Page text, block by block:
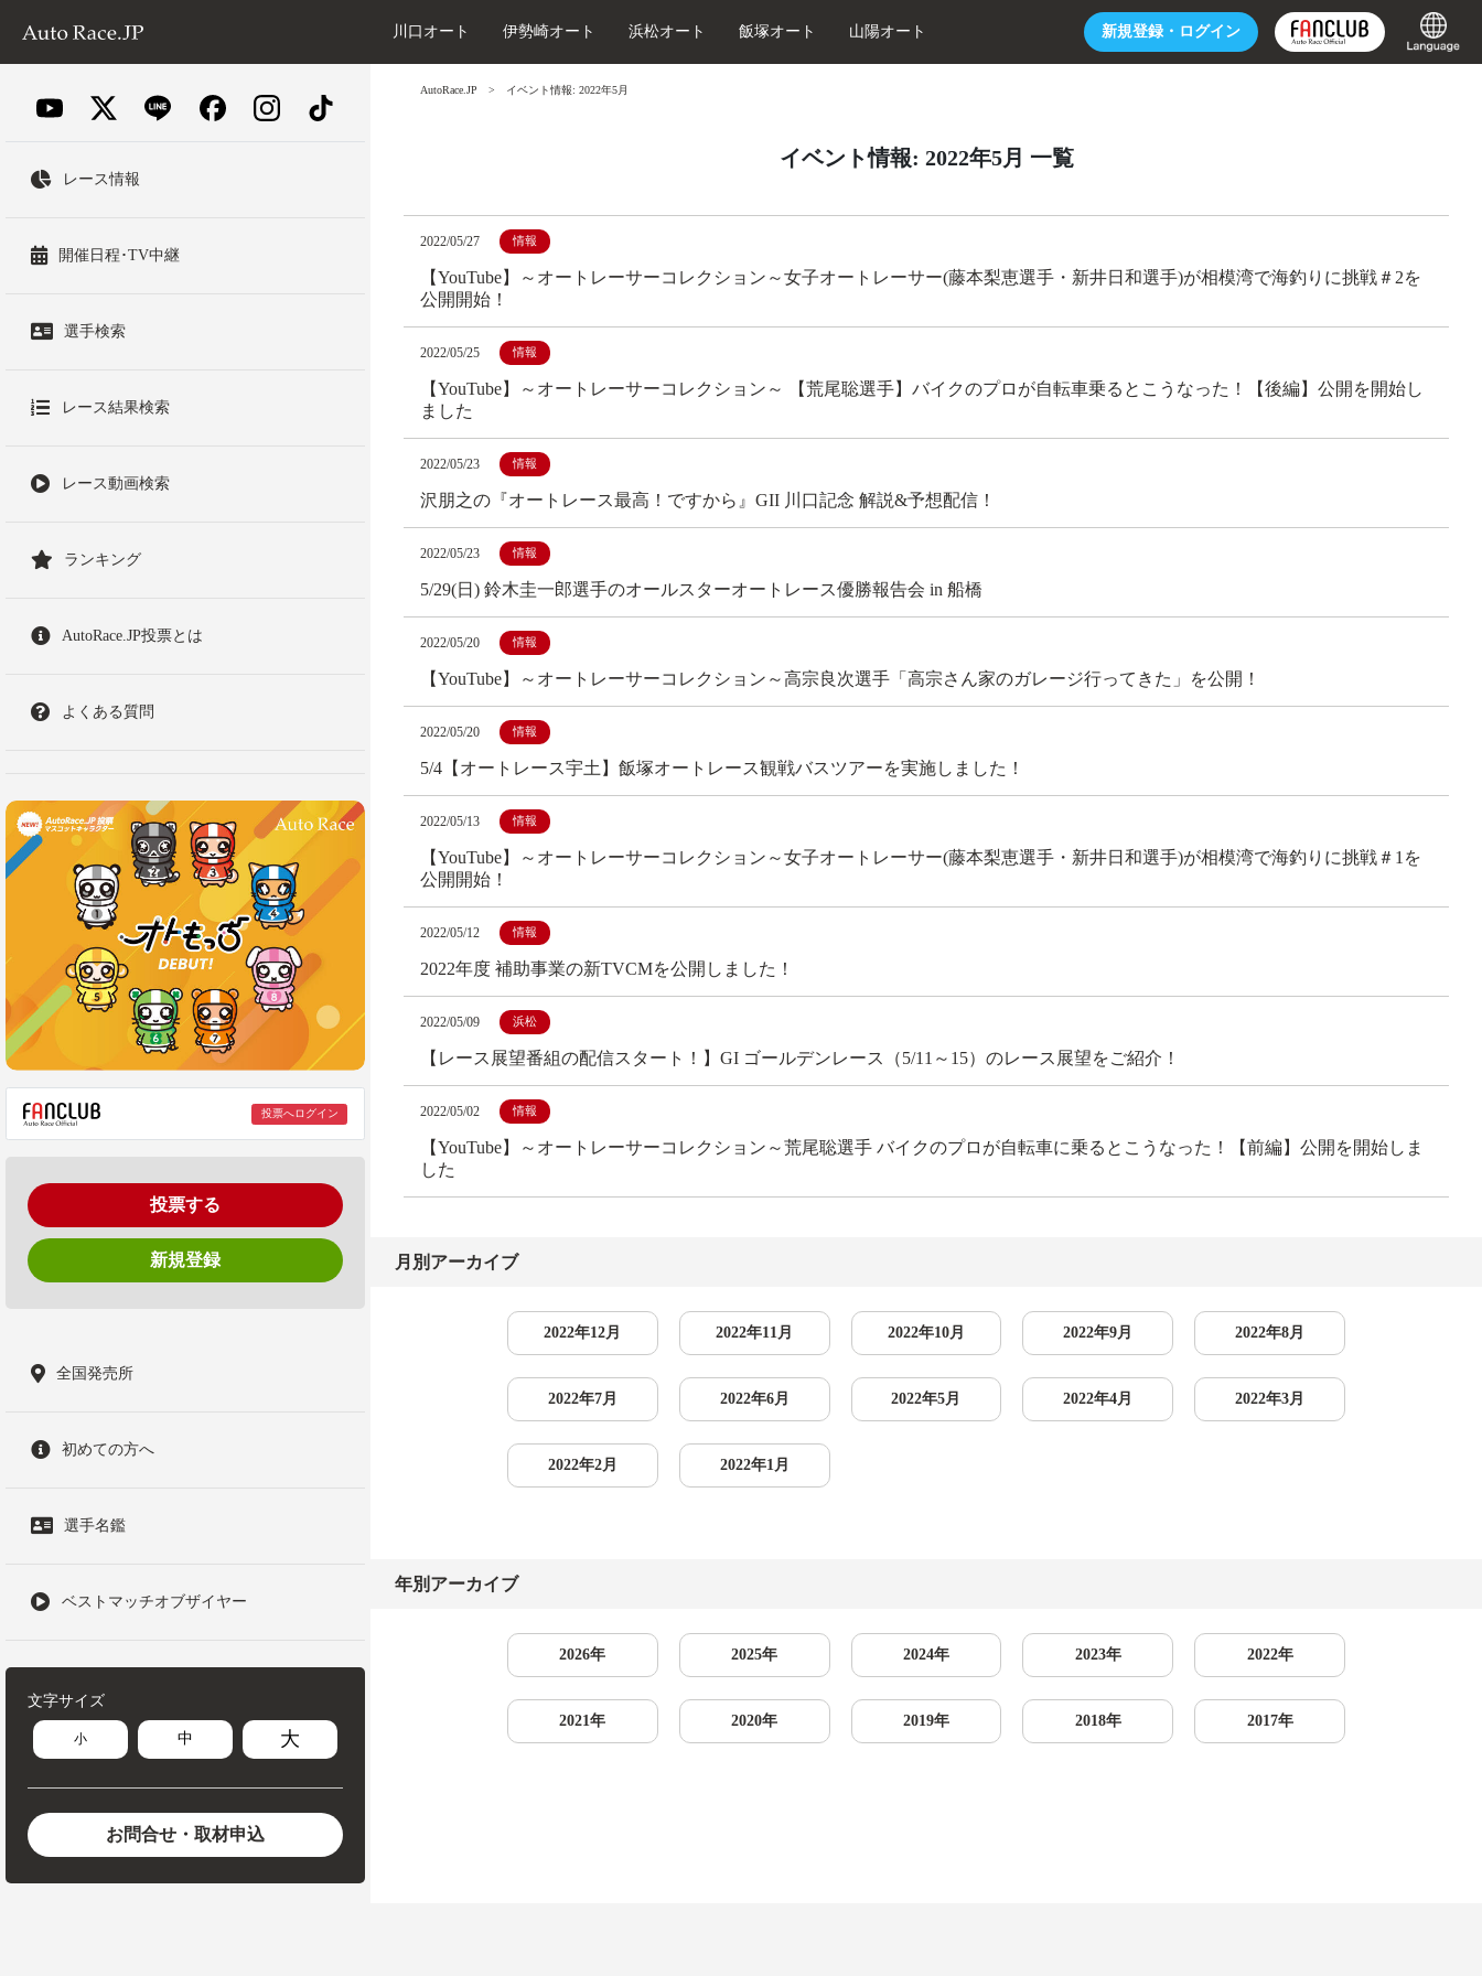
新規登録・ ログイン
川口オート 伊勢崎オート 浜松オート 飯塚オート 山陽オート
レース情報
開催日程･TV中継
選手検索
レース結果検索
レース動画検索
ランキング
AutoRace.JP投票とは
よくある質問
投票へログイン
投票する
新規登録
全国発売所
初めての方へ
選手名鑑
ベストマッチオブザイヤー
文字サイズ
小 中 大
お問合せ・取材申込
AutoRace.JP イベント情報: 2022年5月
イベント情報: 2022年5月 一覧
2022/05/27 情報
【YouTube】～オートレーサーコレクション～女子オートレーサー(藤本梨恵選手・新井日和選手)が相模湾で海釣りに挑戦＃2を
公開開始！
2022/05/25 情報
【YouTube】～オートレーサーコレクション～ 【荒尾聡選手】バイクのプロが自転車乗るとこうなった！【後編】公開を開始し
ました
2022/05/23 情報
沢朋之の『オートレース最高！ですから』GII 川口記念 解説&予想配信！
2022/05/23 情報
5/29(日) 鈴木圭一郎選手のオールスターオートレース優勝報告会 in 船橋
2022/05/20 情報
【YouTube】～オートレーサーコレクション～高宗良次選手「高宗さん家のガレージ行ってきた」を公開！
2022/05/20 情報
5/4【オートレース宇土】飯塚オートレース観戦バスツアーを実施しました！
2022/05/13 情報
【YouTube】～オートレーサーコレクション～女子オートレーサー(藤本梨恵選手・新井日和選手)が相模湾で海釣りに挑戦＃1を
公開開始！
2022/05/12 情報
2022年度 補助事業の新TVCMを公開しました！
2022/05/09 浜松
【レース展望番組の配信スタート！】GI ゴールデンレース（5/11～15）のレース展望をご紹介！
2022/05/02 情報
【YouTube】～オートレーサーコレクション～荒尾聡選手 バイクのプロが自転車に乗るとこうなった！【前編】公開を開始しま
した
月別アーカイブ
2022年12月 2022年11月 2022年10月 2022年9月 2022年8月
2022年7月 2022年6月 2022年5月 2022年4月 2022年3月
2022年2月 2022年1月
年別アーカイブ
2026年 2025年 2024年 2023年 2022年
2021年 2020年 2019年 2018年 2017年